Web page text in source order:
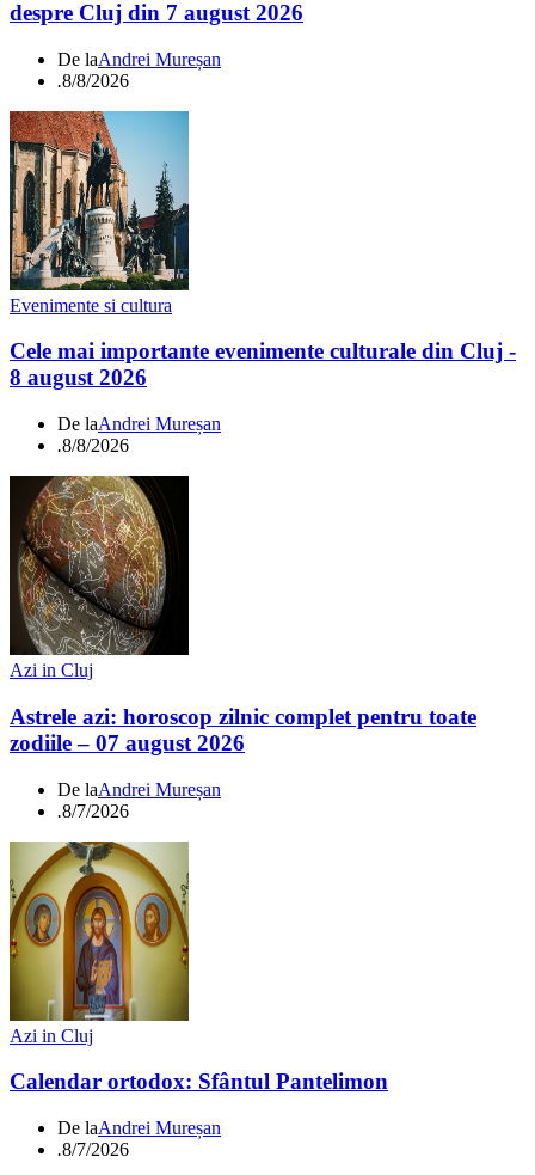
despre Cluj din 7 august 2026
De laAndrei Mureșan
.8/8/2026
Evenimente si cultura
Cele mai importante evenimente culturale din Cluj -
8 august 2026
De laAndrei Mureșan
.8/8/2026
Azi in Cluj
Astrele azi: horoscop zilnic complet pentru toate
zodiile – 07 august 2026
De laAndrei Mureșan
.8/7/2026
Azi in Cluj
Calendar ortodox: Sfântul Pantelimon
De laAndrei Mureșan
.8/7/2026